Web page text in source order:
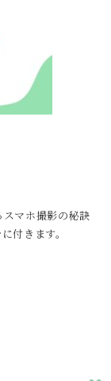
マホ撮影の秘訣
付きます。